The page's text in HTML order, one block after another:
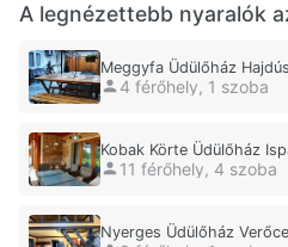
A legnézettebb nyaralók
Meggyfa Üdülőház
4 férőhely, 1 szoba
Kobak Körte Üdülőház
11 férőhely, 4 szoba
Nyerges Üdülőház Verőce